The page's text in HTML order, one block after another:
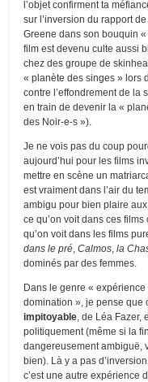
l’objet confirment ta
sur l’inversion du rapport
Greene dans son bouquin
film est devenu culte aussi
chez des groupe de
« planète des singes » lors
contre l’effondrement de la
en train de devenir la «
des Noir-e-s »).
Je ne vois pas du coup
aujourd’hui pour les films
mettre en scène un
est vraiment dans l’air du
ambigu pour bien plaire
ce qu’on voit dans ces
qu’on voit dans les films
dans le pré Calmos la
dominés par des femmes.
Dans le genre «
domination », je pense que
impitoyable , de Léa
politiquement (même si la
dangereusement ambiguë,
bien). Là y a pas
c’est une autre expérience